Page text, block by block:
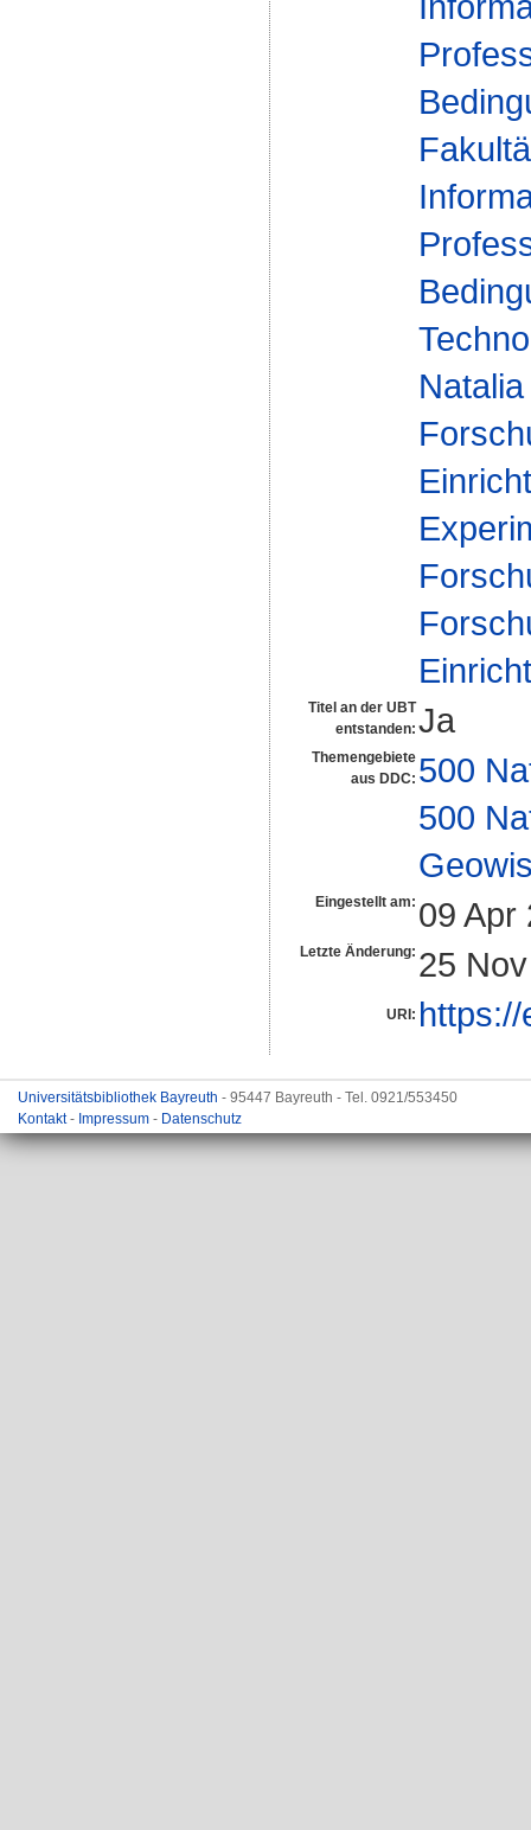
Titel an der UBT
entstanden: Ja
Themengebiete
aus DDC: 500
500
Eingestellt am: 09 Apr
Letzte Änderung: 25
URI:
Universitätsbibliothek Bayreuth - 95447 Bayreuth - Tel. 0921/553450
Kontakt- Impressum - Datenschutz